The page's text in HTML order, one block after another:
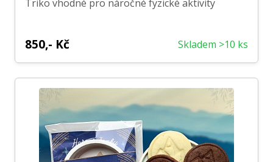
Triko vhodné pro náročné fyzické aktivity
850,- Kč Skladem >10 ks